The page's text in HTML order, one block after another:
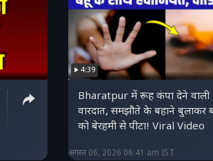
4:39
Bharatpur में रूह कंपा देने वाली
वारदात, समझौते के बहाने बुलाकर बहू
को बेरहमी से पीटा! Viral Video
अगस्त 06, 2026 06:41 am IST